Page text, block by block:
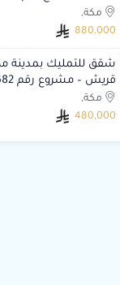
مكة,
880,000
شقق للتمليك بمدينة
قريش – مشروع رقم 682
مكة,
480,000